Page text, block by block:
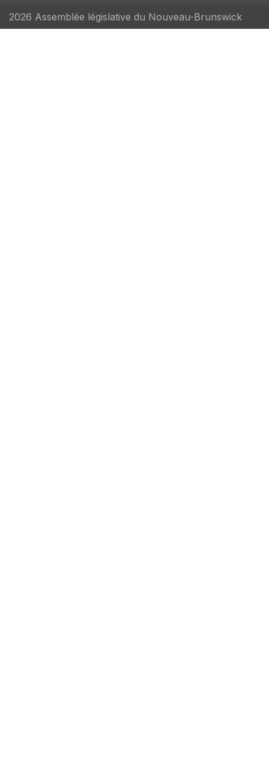
2026 Assemblée législative du Nouveau-Brunswick